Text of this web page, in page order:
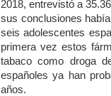
2018, entrevistó a
sus conclusiones
seis adolescentes
primera vez estos
tabaco como droga
españoles ya han
años.